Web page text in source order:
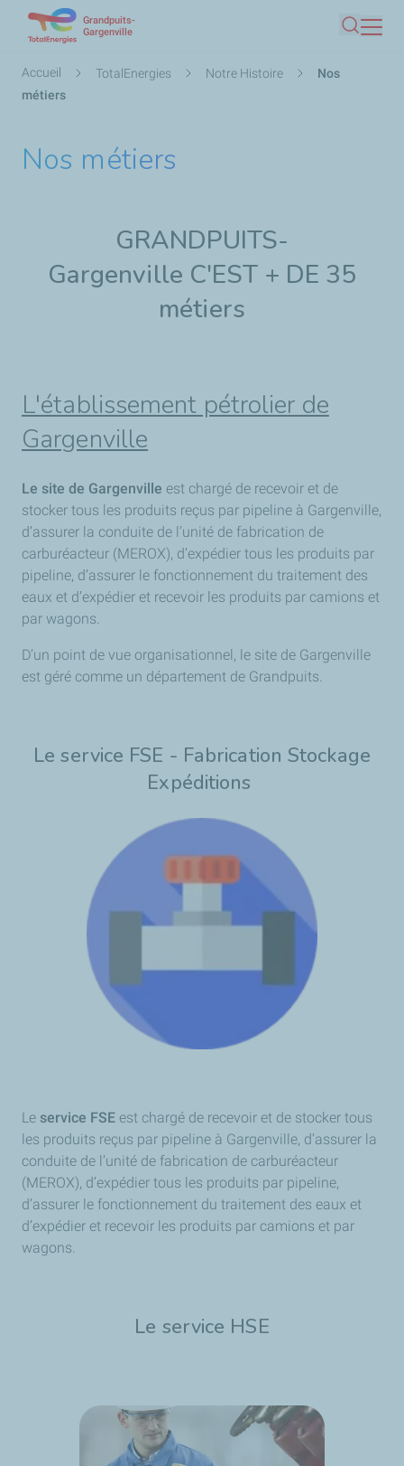
contenu
Grandpuits-
Gargenville
Fil
d'Ariane
Accueil TotalEnergies Notre Histoire
Nos
métiers
Nos métiers
GRANDPUITS-
Gargenville C'EST + DE 35
métiers
L'établissement pétrolier de
Gargenville
Le site de Gargenville est chargé de recevoir et de
stocker tous les produits reçus par pipeline à Gargenville,
d’assurer la conduite de l’unité de fabrication de
carburéacteur (MEROX), d’expédier tous les produits par
pipeline, d’assurer le fonctionnement du traitement des
eaux et d’expédier et recevoir les produits par camions et
par wagons.
D’un point de vue organisationnel, le site de Gargenville
est géré comme un département de Grandpuits.
Le service FSE - Fabrication Stockage
Expéditions
Le service FSE est chargé de recevoir et de stocker tous
les produits reçus par pipeline à Gargenville, d’assurer la
conduite de l’unité de fabrication de carburéacteur
(MEROX), d’expédier tous les produits par pipeline,
d’assurer le fonctionnement du traitement des eaux et
d’expédier et recevoir les produits par camions et par
wagons.
Le service HSE